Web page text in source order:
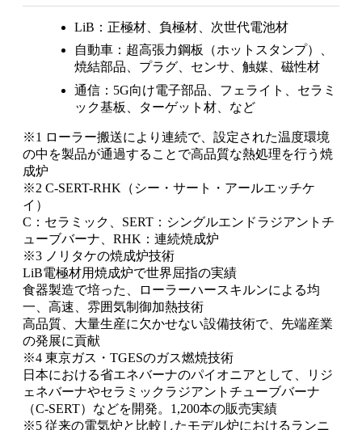
LiB：正極材、負極材、次世代電池材
自動車：超高張力鋼板（ホットスタンプ）、
焼結部品、プラグ、センサ、触媒、磁性材
通信：5G向け電子部品、フェライト、セラミ
ック基板、ターゲット材、など
※1 ローラー搬送により連続で、設定された温度環境
の中を製品が通過することで高品質な熱処理を行う焼
成炉
※2 C-SERT-RHK（シー・サート・アールエッチケ
イ）
C：セラミック、SERT：シングルエンドラジアントチ
ューブバーナ、RHK：連続焼成炉
※3 ノリタケの焼成炉技術
LiB電極材用焼成炉で世界屈指の実績
食器製造で培った、ローラーハースキルンによる均
一、高速、雰囲気制御加熱技術
高品質、大量生産に欠かせない設備技術で、先端産業
の発展に貢献
※4 東京ガス・TGESのガス燃焼技術
日本における省エネバーナのパイオニアとして、リジ
ェネバーナやセラミックラジアントチューブバーナ
（C-SERT）などを開発。1,200本の販売実績
※5 従来の電気炉と比較したモデル炉におけるランニ